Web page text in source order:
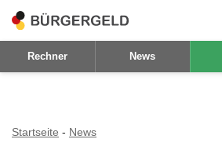
Zum
Inhalt
Rechner News
Startseite - News